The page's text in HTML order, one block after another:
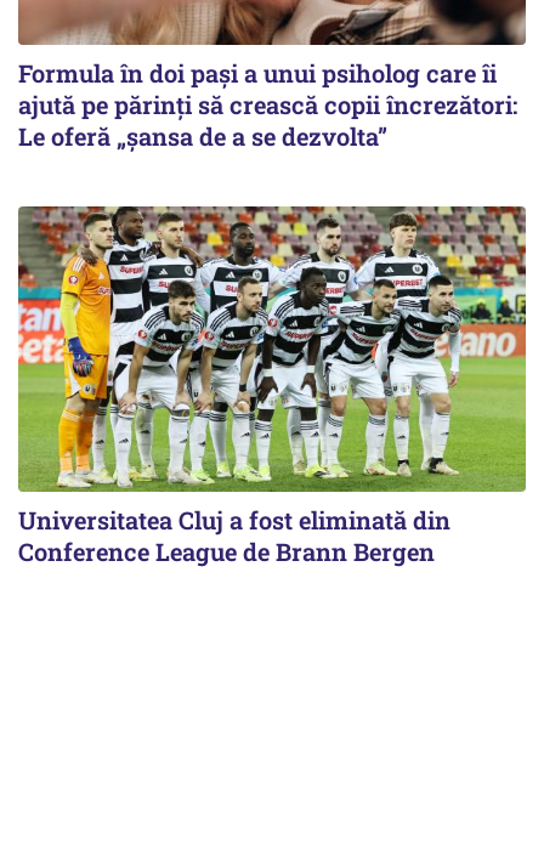
Formula în doi pași a unui psiholog care îi
ajută pe părinți să crească copii încrezători:
Le oferă „șansa de a se dezvolta”
Universitatea Cluj a fost eliminată din
Conference League de Brann Bergen